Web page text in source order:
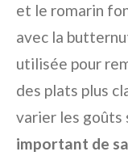
et le romarin
avec la
utilisée pour
des plats plus
varier les goûts
important de